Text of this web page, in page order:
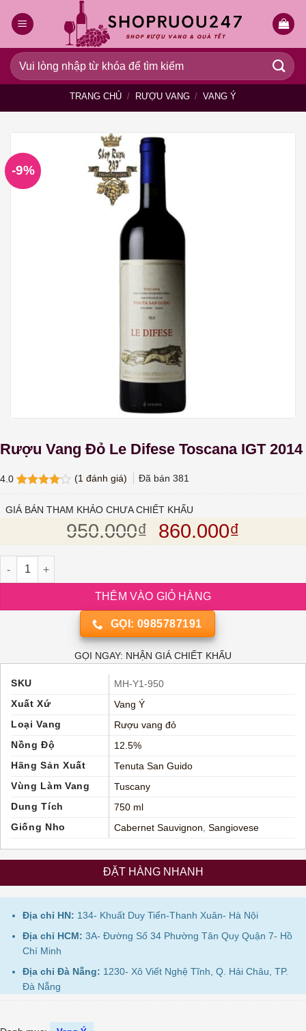
qua
dung
Tìm
kiếm:
TRANG CHỦ / RƯỢU VANG / VANG Ý
-9%
Rượu Vang Đỏ Le Difese Toscana IGT 2014
4.0
5 dựa
(1 đánh giá) Đã bán 381
GIÁ BÁN THAM KHẢO CHƯA CHIẾT KHẤU
950.000₫ Giá gốc là:
860.000₫
Rượu Vang Đỏ Le Difese Toscana IGT 2014 số lượng
THÊM VÀO GIỎ HÀNG
GỌI: 0985787191
GỌI NGAY: NHẬN GIÁ CHIẾT KHẤU
SKU
MH-Y1-950
Xuất Xứ
Vang Ý
Loại Vang
Rượu vang đỏ
Nồng Độ
12.5%
Hãng Sản Xuất
Tenuta San Guido
Vùng Làm Vang
Tuscany
Dung Tích
750 ml
Giống Nho
Cabernet Sauvignon Sangiovese
ĐẶT HÀNG NHANH
Địa chỉ HN: 134- Khuất Duy Tiến-Thanh Xuân- Hà Nội
Địa chỉ HCM: 3A- Đường Số 34 Phường Tân Quy Quận 7- Hồ
Chí Minh
Địa chỉ Đà Nẵng: 1230- Xô Viết Nghệ Tĩnh, Q. Hải Châu, TP.
Đà Nẵng